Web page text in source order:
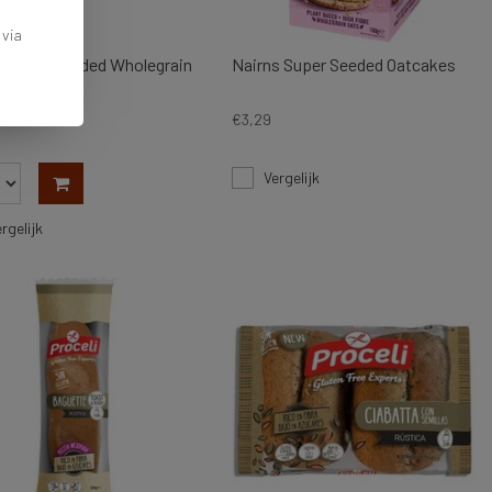
Super Seeded Wholegrain
Nairns Super Seeded Oatcakes
€3,29
Vergelijk